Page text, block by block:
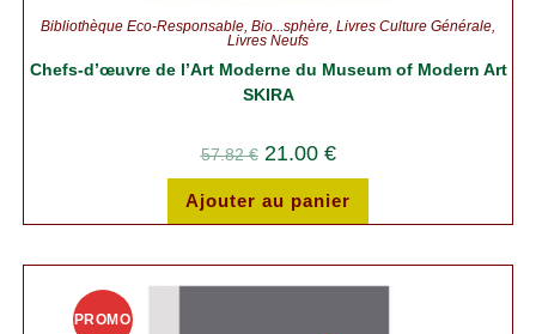
Bibliothèque Éco-Responsable, Bio...sphère, Livres Culture Générale,
Livres Neufs
Chefs-d’œuvre de l’Art Moderne du Museum of Modern Art
SKIRA
57.82€ 21.00 €
Ajouter au panier
PROMO